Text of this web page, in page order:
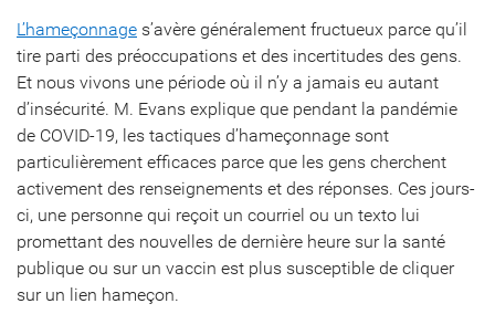
L’hameçonnage s’avère généralement fructueux parce qu’il
tire parti des préoccupations et des incertitudes des gens.
Et nous vivons une période où il n’y a jamais eu autant
d’insécurité. M. Evans explique que pendant la pandémie
de COVID-19, les tactiques d’hameçonnage sont
particulièrement efficaces parce que les gens cherchent
activement des renseignements et des réponses. Ces jours-
ci, une personne qui reçoit un courriel ou un texto lui
promettant des nouvelles de dernière heure sur la santé
publique ou sur un vaccin est plus susceptible de cliquer
sur un lien hameçon.